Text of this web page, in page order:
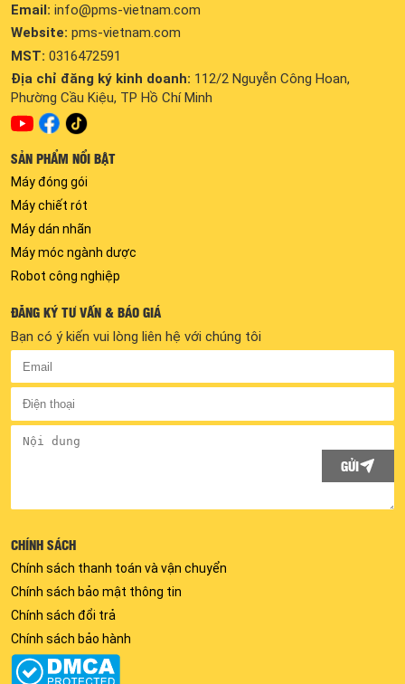
Email: info@pms-vietnam.com
Website: pms-vietnam.com
MST: 0316472591
Địa chỉ đăng ký kinh doanh: 112/2 Nguyễn Công Hoan,
Phường Cầu Kiệu, TP Hồ Chí Minh
SẢN PHẨM NỔI BẬT
Máy đóng gói
Máy chiết rót
Máy dán nhãn
Máy móc ngành dược
Robot công nghiệp
ĐĂNG KÝ TƯ VẤN & BÁO GIÁ
Bạn có ý kiến vui lòng liên hệ với chúng tôi
GỬI
CHÍNH SÁCH
Chính sách thanh toán và vận chuyển
Chính sách bảo mật thông tin
Chính sách đổi trả
Chính sách bảo hành